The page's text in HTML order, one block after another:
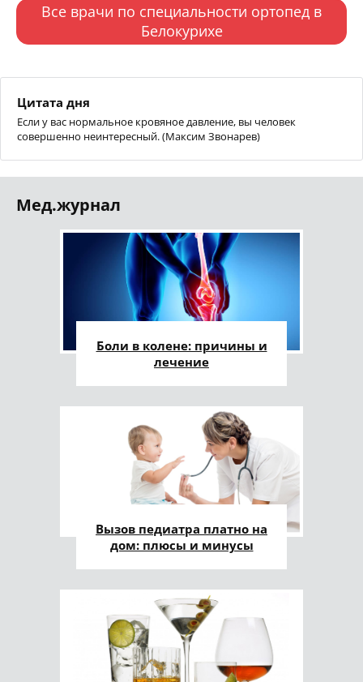
Все врачи по специальности ортопед в
Белокурихе
Цитата дня
Если у вас нормальное кровяное давление, вы человек
совершенно неинтересный. (Максим Звонарев)
Мед.журнал
Боли в колене: причины и
лечение
Вызов педиатра платно на
дом: плюсы и минусы